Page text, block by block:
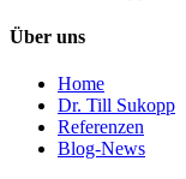
Über uns
Home
Dr. Till Sukopp
Referenzen
Blog-News